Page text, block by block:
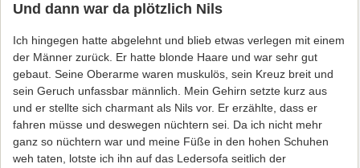
Und dann war da plötzlich Nils
Ich hingegen hatte abgelehnt und blieb etwas verlegen mit einem
der Männer zurück. Er hatte blonde Haare und war sehr gut
gebaut. Seine Oberarme waren muskulös, sein Kreuz breit und
sein Geruch unfassbar männlich. Mein Gehirn setzte kurz aus
und er stellte sich charmant als Nils vor. Er erzählte, dass er
fahren müsse und deswegen nüchtern sei. Da ich nicht mehr
ganz so nüchtern war und meine Füße in den hohen Schuhen
weh taten, lotste ich ihn auf das Ledersofa seitlich der